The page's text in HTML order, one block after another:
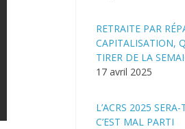
RETRAITE PAR
CAPITALISATION,
TIRER DE LA
17 avril 2025
L’ACRS 2025
C’EST MAL PARTI